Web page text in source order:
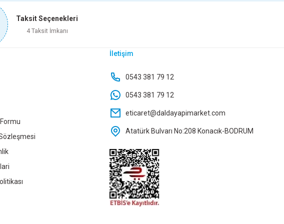
Sepete Ekle
LCD-LED TV ASKI APARATI HAREKETLİ MT-109
18,55 TL
2,4A
Taksit Seçenekleri
4 Taksit İmkanı
İletişim
0543 381 79 12
0543 381 79 12
eticaret@daldayapimarket.com
Atatürk Bulvarı No:208 Konacık-BODRUM